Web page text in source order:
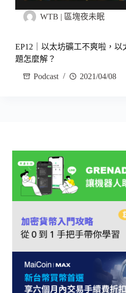
WTB | 區塊夜未眠
EP12｜以太坊礦工不爽啦，以
題怎麼解？
Podcast
2021/04/08